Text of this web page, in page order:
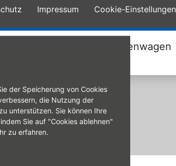
der Speicherung von Cookies
die Nutzung der
unterstützen. Sie können Ihre
Sie auf "Cookies ablehnen"
zu erfahren.
Firmenwagen
Impressum Cookie-Einstellungen